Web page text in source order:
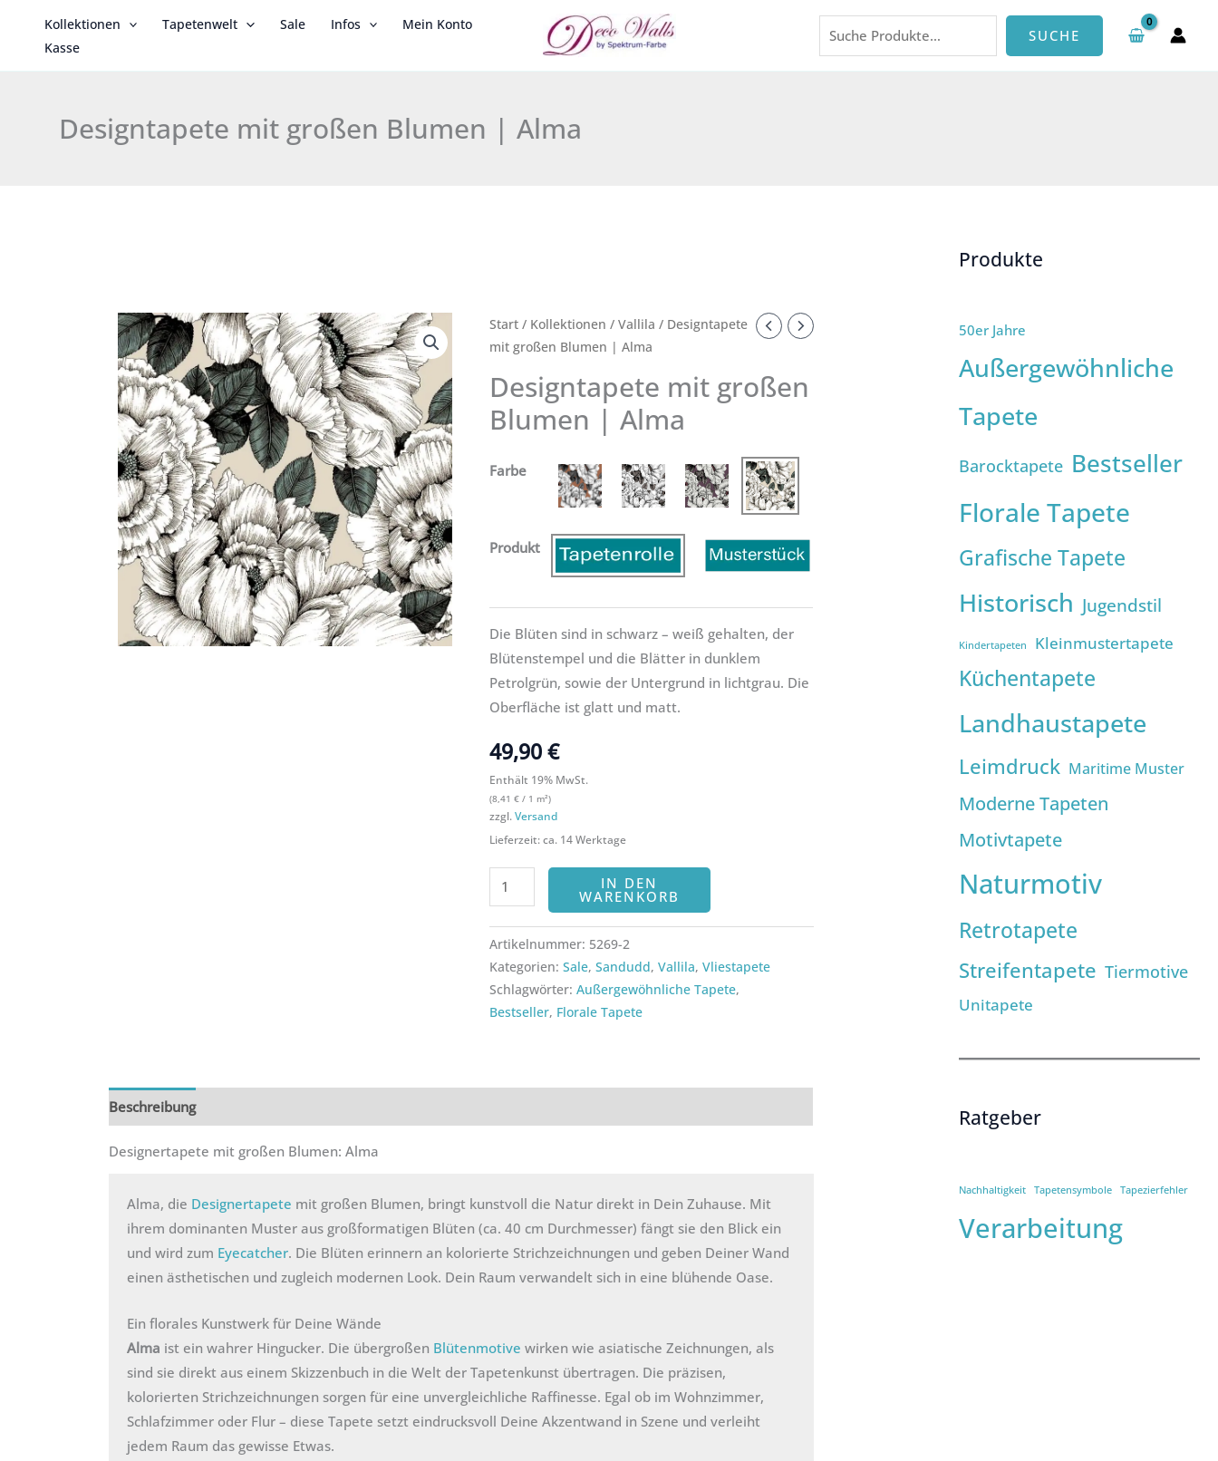
Kollektionen Tapetenwelt Sale Infos
Mein Konto
Kasse
Suchen
SUCHE
Designtapete mit großen Blumen | Alma
Start / Kollektionen /Vallila / Designtapete
mit großen Blumen | Alma
Designtapete mit großen
Blumen | Alma
Farbe
Produkt
Die Blüten sind in schwarz – weiß gehalten, der
Blütenstempel und die Blätter in dunklem
Petrolgrün, sowie der Untergrund in lichtgrau. Die
Oberfläche ist glatt und matt.
49,90€
Enthält 19% MwSt.
(8,41€ / 1 m²)
zzgl.Versand
Lieferzeit: ca. 14 Werktage
Designtapete
mit
Blumen
|
Menge
IN DEN
WARENKORB
Artikelnummer: 5269-2
Kategorien:Sale,Sandudd,Vallila,Vliestapete
Schlagwörter:Außergewöhnliche Tapete,
Bestseller, Florale Tapete
Beschreibung
Designertapete mit großen Blumen: Alma
Alma, die Designertapete mit großen Blumen, bringt kunstvoll die Natur direkt in Dein Zuhause. Mit
ihrem dominanten Muster aus großformatigen Blüten (ca. 40 cm Durchmesser) fängt sie den Blick ein
und wird zum Eyecatcher. Die Blüten erinnern an kolorierte Strichzeichnungen und geben Deiner Wand
einen ästhetischen und zugleich modernen Look. Dein Raum verwandelt sich in eine blühende Oase.
Ein florales Kunstwerk für Deine Wände
Alma ist ein wahrer Hingucker. Die übergroßen Blütenmotive wirken wie asiatische Zeichnungen, als
sind sie direkt aus einem Skizzenbuch in die Welt der Tapetenkunst übertragen. Die präzisen,
kolorierten Strichzeichnungen sorgen für eine unvergleichliche Raffinesse. Egal ob im Wohnzimmer,
Schlafzimmer oder Flur – diese Tapete setzt eindrucksvoll Deine Akzentwand in Szene und verleiht
jedem Raum das gewisse Etwas.
Produkte
50er Jahre
Außergewöhnliche
Tapete
Barocktapete Bestseller
Florale Tapete
Grafische Tapete
Historisch Jugendstil
Kindertapeten Kleinmustertapete
Küchentapete
Landhaustapete
Leimdruck Maritime Muster
Moderne Tapeten
Motivtapete
Naturmotiv
Retrotapete
Streifentapete Tiermotive
Unitapete
Ratgeber
Nachhaltigkeit Tapetensymbole Tapezierfehler
Verarbeitung